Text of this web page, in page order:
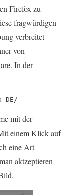
Firefox zu
fragwürdigen
verbreitet
von
In der
DE/
mit der
einem Klick auf
eine Art
aktzeptieren